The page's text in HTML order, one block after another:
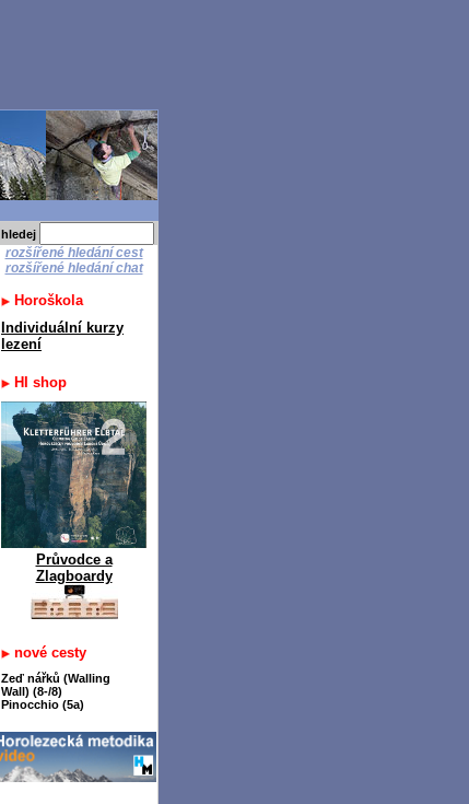
hledej
rozšířené hledání cest
rozšířené hledání chat
Horoškola
Individuální kurzy
lezení
HI shop
Průvodce a
Zlagboardy
nové cesty
Zeď nářků (Walling
Wall) (8-/8)
Pinocchio (5a)